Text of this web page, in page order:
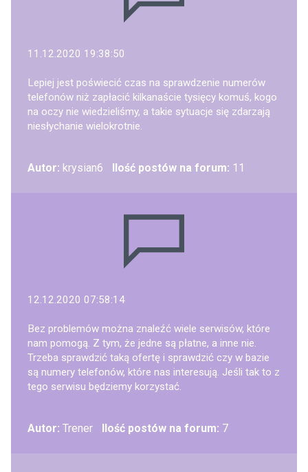
11.12.2020 19:38:50
Lepiej jest poświecić czas na sprawdzenie numerów
telefonów niż zapłacić kilkanaście tysięcy komuś, kogo
na oczy nie wiedzieliśmy, a takie sytuacje się zdarzają
niesłychanie wielokrotnie.
Autor: krysian6 Ilość postów na forum: 11
12.12.2020 07:58:14
Bez problemów można znaleźć wiele serwisów, które
nam pomogą. Z tym, że jedne są płatne, a inne nie.
Trzeba sprawdzić taką ofertę i sprawdzić czy w bazie
są numery telefonów, które nas interesują. Jeśli tak to z
tego serwisu będziemy korzystać.
Autor: Trener Ilość postów na forum: 7